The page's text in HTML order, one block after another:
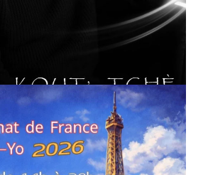
: Jean Luc ALGER